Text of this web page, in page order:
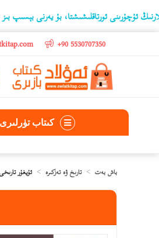
ئورتاقلىشىشتا، بۇ يەرنى بېسىپ بىز بىلەن
+90 5530707350
كىتاب تۈرلىرى
باش بەت تارىخ ۋە تەزكىرە ئۇيغۇر تارىخى